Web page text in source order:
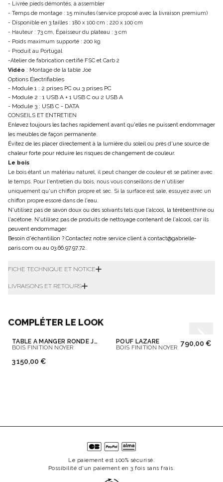
- Livrée pieds démontés, à assembler
- Temps de montage : 15 minutes (service proposé avec la livraison premium)
- Disponible en 3 tailles : 180 x 100 cm ; 220 x 100 cm
- Hauteur : 73 cm, Épaisseur du plateau : 3 cm
- Poids maximum supporté : 200 kg
- Produit au Portugal
-Atelier de fabrication certifié FSC et Carb 2
Vidéo : Montage de la table Joe
Options Électrifiables
- Module 1 : 2 prises PC ou 3 prises PC
- Module 2 : 1 USB A + 1 USB C ou 2 USB A
- Module 3 : USB C - DATA
CONSEILS ET ENTRETIEN
Enlevez toujours les taches rapidement avant qu'elles ne puissent endommager
les meubles de façon permanente.
Évitez de les placer directement à la lumière du soleil ou près d'une source de
chaleur forte pour réduire les risques de changement de couleur.
Le bois
Le bois étant un matériau naturel, il peut changer de couleur et se patiner avec
le temps. Pour l'entretien du bois, nous vous conseillons de n'utiliser
uniquement qu'un chiffon propre et sec. Si la surface est sale, essuyez avec un
chiffon propre essoré dans de l'eau.
N'utilisez pas de savon doux ou des solvants tels que l'alcool, la térébenthine ou
l'acétone. N'utilisez pas de produits de nettoyage contenant de l'alcool, car ils
peuvent endommager.
Besoin d'échantillon ? Contactez notre service client à contact@gabrielle-
paris.com ou au 03.66.97.97.72.
FICHE TECHNIQUE ET NOTICE
LIVRAISONS ET RETOURS
COMPLÉTER LE LOOK
TABLE À MANGER RONDE JOE
BOIS FINITION NOYER
3 150,00 €
POUF LAZARE
BOIS FINITION NOYER 790,00 €
Le paiement est 100% sécurisé.
Possibilité d'un paiement en 3 fois sans frais.